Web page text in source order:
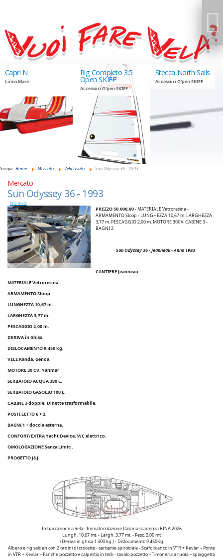
Rig Completo 3.5
Open SKIFF
Stecca North Sails
Accessori O'pen SKIFF
Sun Odyssey 36 -
1993
Sei qui: Home Mercato Vela Usato Sun Odyssey 36 - 1993
Mercato
Sun Odyssey 36 - 1993
Vela Usato
PREZZO 50.000,00- MATERIALE Vetroresina -
ARMAMENTO Sloop - LUNGHEZZA 10,67 m. LARGHEZZA
3,77 m. PESCAGGIO 2,00 m. MOTORE 30CV. CABINE 3 -
BAGNI 2
Sun Odyssey 36 - Jeanneau - Anno 1993
CANTIERE Jeanneau.
MATERIALE Vetroresina.
ARMAMENTO Sloop.
LUNGHEZZA 10,67 m.
LARGHEZZA 3,77 m.
PESCAGGIO 2,00 m.
DERIVA in Ghisa
DISLOCAMENTO 9.450 kg.
VELE Randa, Genoa.
MOTORE 30 CV. Yanmar
SERBATOIO ACQUA 380 L.
SERBATOIO GASOLIO 100 L.
CABINE 3 doppie, Dinette trasformabile.
POSTI LETTO 6 + 2.
BAGNI 1 + doccia esterna.
CONFORT/EXTRA Yacht Device, WC elettrico.
OMOLOGAZIONE Senza Limiti.
PROGETTO J&J.
Imbarcazione a Vela - Immatricolazione Italiana scadenza RINA 2026
Lungh. 10,67 mt. - Largh. 3,77 mt. - Pesc. 2,00 mt
(Deriva in ghisa 1.300 kg.) - Dislocamento 9.450Kg
Albero e rig selden con 2 ordini di crocette - sartiame spiroidale - Scafo bianco in VTR + Kevlar – Ponte
in VTR + Kevlar – Panche pozzetto e calpestio in teck - tavolo pozzetto – Timoneria a ruota – spiaggetta